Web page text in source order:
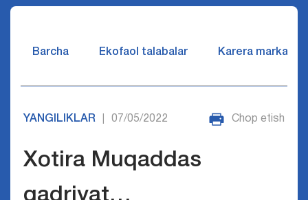
Barcha Ekofaol talabalar Karera markazi
YANGILIKLAR 07/05/2022 Chop etish
Xotira Muqaddas
qadriyat…